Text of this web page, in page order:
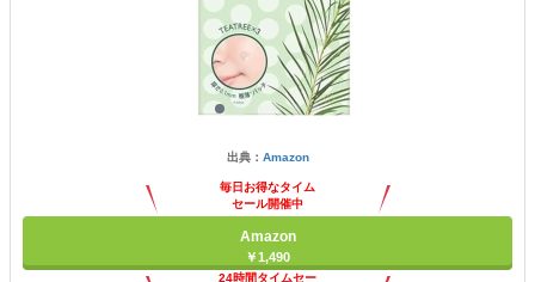
出典： Amazon
毎日お得なタイム
セール開催中
Amazon
￥1,490
24時間タイムセー